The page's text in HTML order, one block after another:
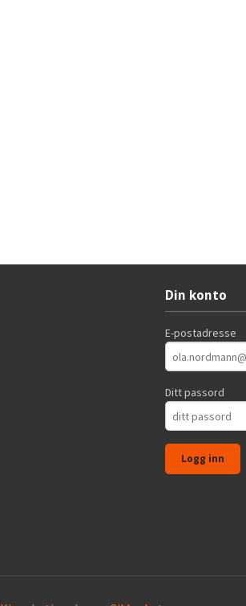
Din konto
E-postadresse
Ditt passord